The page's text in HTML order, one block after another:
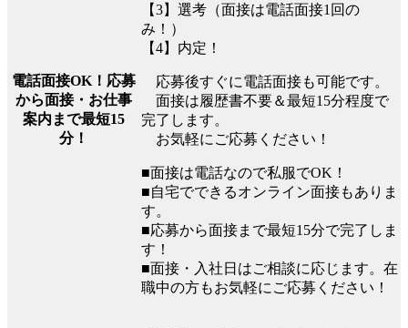
電話面接OK！応募
から面接・お仕事
案内まで最短15
分！
【3】選考（面接は電話面接1回の
み！）
【4】内定！
応募後すぐに電話面接も可能です。
面接は履歴書不要＆最短15分程度で
完了します。
お気軽にご応募ください！
■面接は電話なので私服でOK！
■自宅でできるオンライン面接もありま
す。
■応募から面接まで最短15分で完了しま
す！
■面接・入社日はご相談に応じます。在
職中の方もお気軽にご応募ください！